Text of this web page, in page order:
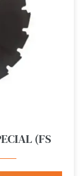
(FS